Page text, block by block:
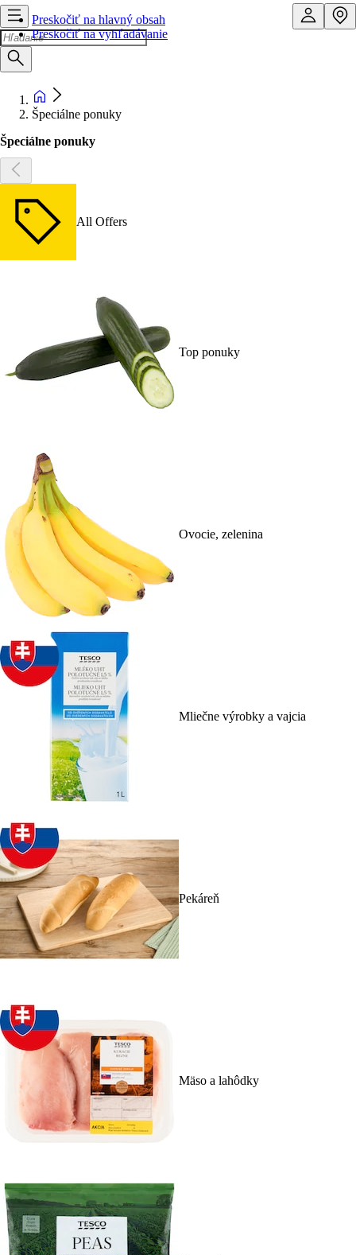
Preskočiť na hlavný obsah
Preskočiť na vyhľadávanie
Špeciálne ponuky
Špeciálne ponuky
All Offers
Top ponuky
Ovocie, zelenina
Mliečne výrobky a vajcia
Pekáreň
Mäso a lahôdky